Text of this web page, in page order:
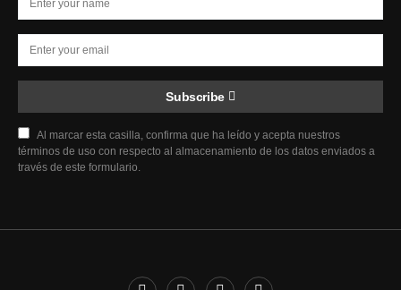
Subscribe
Al marcar esta casilla, confirma que ha leído y acepta nuestros
términos de uso con respecto al almacenamiento de los datos enviados a
través de este formulario.